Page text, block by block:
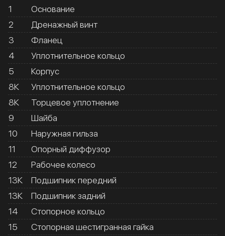
1
Основание
2
Дренажный винт
3
Фланец
4
Уплотнительное кольцо
5
Корпус
8К
Уплотнительное кольцо
8К
Торцевое уплотнение
9
Шайба
10
Наружная гильза
11
Опорный диффузор
12
Рабочее колесо
13К
Подшипник передний
13К
Подшипник задний
14
Стопорное кольцо
15
Стопорная шестигранная гайка